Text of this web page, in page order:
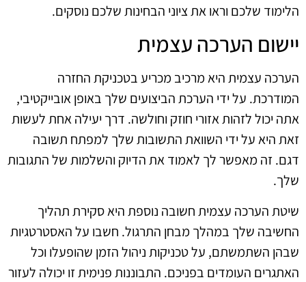
הלימוד שלכם וראו את ציוני הבחינות שלכם נוסקים.
יישום הערכה עצמית
הערכה עצמית היא מרכיב מכריע בטכניקת החזרה
המודרכת. על ידי הערכת הביצועים שלך באופן אובייקטיבי,
אתה יכול לזהות אזורי חוזק וחולשה. דרך יעילה אחת לעשות
זאת היא על ידי השוואת התשובות שלך למפתח תשובה
דגם. זה מאפשר לך לאמוד את הדיוק והשלמות של התגובות
שלך.
שיטת הערכה עצמית חשובה נוספת היא סקירת תהליך
החשיבה שלך במהלך מבחן התרגול. חשבו על האסטרטגיות
שבהן השתמשתם, על טכניקות ניהול הזמן שהופעלו וכל
האתגרים העומדים בפניכם. התבוננות פנימית זו יכולה לעזור